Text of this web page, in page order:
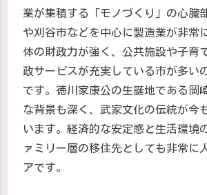
業が集積する「モノづくり」の心臓
や刈谷市などを中心に製造業が非常
体の財政力が強く、公共施設や子育
政サービスが充実している市が多い
です。徳川家康公の生誕地である岡
な背景も深く、武家文化の伝統が今
います。経済的な安定感と生活環境
ァミリー層の移住先としても非常に
アです。